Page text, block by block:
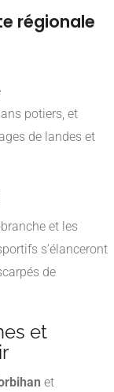
régionale
potiers, et
de landes et
et les
s’élanceront
de
et
et